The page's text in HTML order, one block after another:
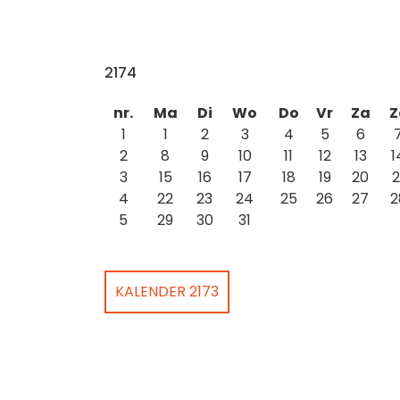
2174
nr.
Ma Di Wo Do Vr Za
1
1 2 3 4 5 6
2
8 9 10 11 12 13
3
15 16 17 18 19 20
4
22 23 24 25 26 27
5
29 30 31
KALENDER 2173